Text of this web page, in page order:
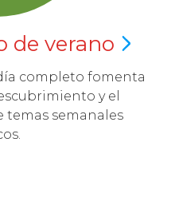
de verano
completo fomenta
y el
temas semanales